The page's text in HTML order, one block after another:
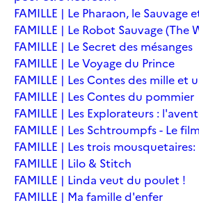
FAMILLE | Le Pharaon, le Sauvage
FAMILLE | Le Robot Sauvage (The
FAMILLE | Le Secret des mésanges
FAMILLE | Le Voyage du Prince
FAMILLE | Les Contes des mille et
FAMILLE | Les Contes du pommier
FAMILLE | Les Explorateurs :
FAMILLE | Les Schtroumpfs - Le film
FAMILLE | Les trois
FAMILLE | Lilo & Stitch
FAMILLE | Linda veut du poulet !
FAMILLE | Ma famille d'enfer